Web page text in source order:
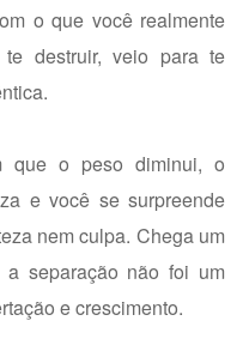
o que você realmente
destruir, veio para te
que o peso diminui, o
e você se surpreende
nem culpa. Chega um
separação não foi um
e crescimento.